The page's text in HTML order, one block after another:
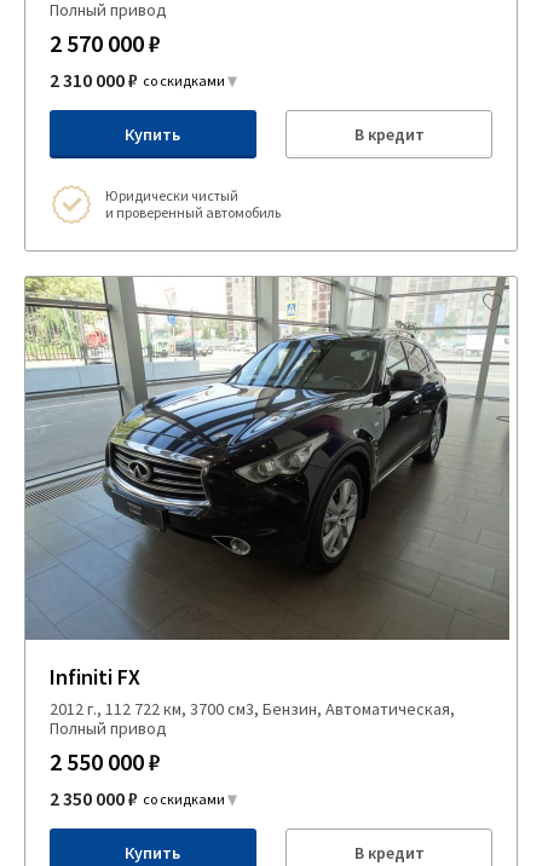
Полный привод
2 570 000 ₽
2 310 000 ₽ со скидками
Купить В кредит
Юридически чистый
и проверенный автомобиль
Infiniti FX
2012 г., 112 722 км, 3700 см3, Бензин, Автоматическая,
Полный привод
2 550 000 ₽
2 350 000 ₽ со скидками
Купить В кредит